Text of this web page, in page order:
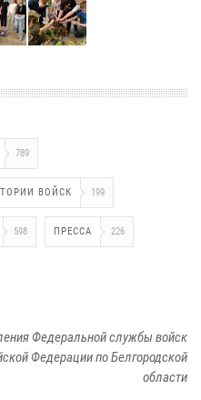
789
ВОЙСК 199
598 ПРЕССА 226
Федеральной службы войск
Федерации по Белгородской
области